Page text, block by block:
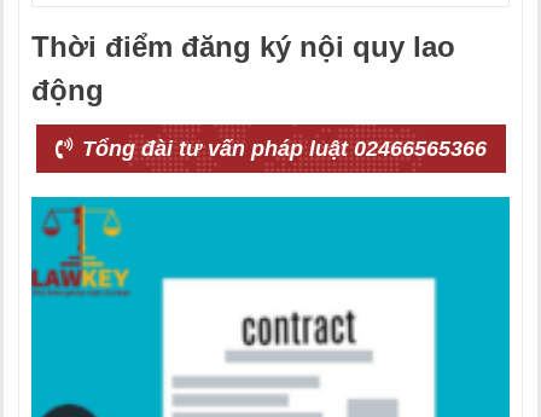
Thời điểm đăng ký nội quy lao
động
Tổng đài tư vấn pháp luật 02466565366